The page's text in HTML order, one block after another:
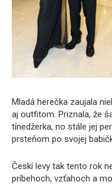
Mladá herečka zaujala
aj outfitom. Priznala, že
tínedžerka, no stále jej
prsteňom po svojej
Českí levy tak tento rok
príbehoch, vzťahoch a